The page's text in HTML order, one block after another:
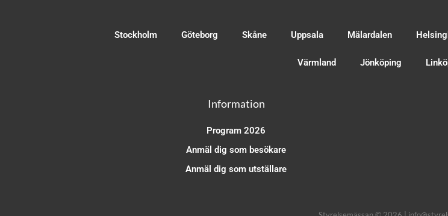
Stockholm Göteborg Skåne Uppsala Mälardalen
Värmland Jönköping
Information
Program 2026
Anmäl dig som besökare
Anmäl dig som utställare